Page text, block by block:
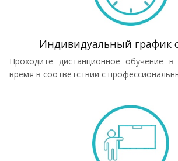
Индивидуальный график
Проходите дистанционное обучение
время в соответствии с